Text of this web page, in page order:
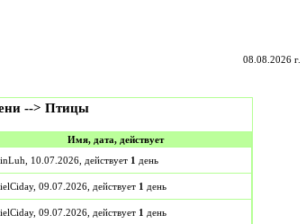
08.08.2026 г.
--> Птицы
Имя, дата, действует
10.07.2026, действует 1 день
09.07.2026, действует 1 день
09.07.2026, действует 1 день